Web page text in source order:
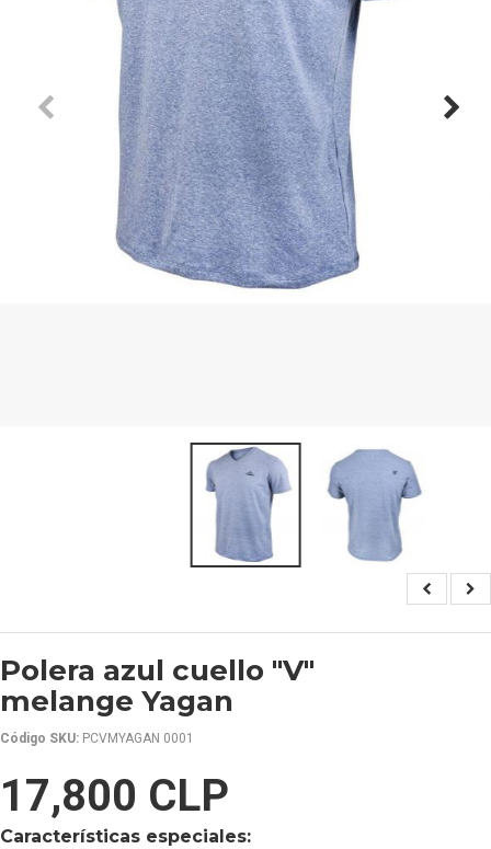
Polera azul cuello "V"
melange Yagan
Código SKU: PCVMYAGAN 0001
17,800 CLP
Características especiales: